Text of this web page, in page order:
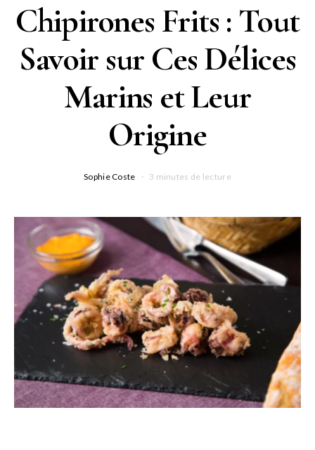
Chipirones Frits : Tout
Savoir sur Ces Délices
Marins et Leur
Origine
Sophie Coste 3 minutes de lecture